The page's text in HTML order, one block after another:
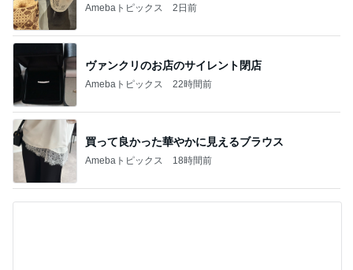
Amebaトピックス 2日前
ヴァンクリのお店のサイレント閉店
Amebaトピックス 22時間前
買って良かった華やかに見えるブラウス
Amebaトピックス 18時間前